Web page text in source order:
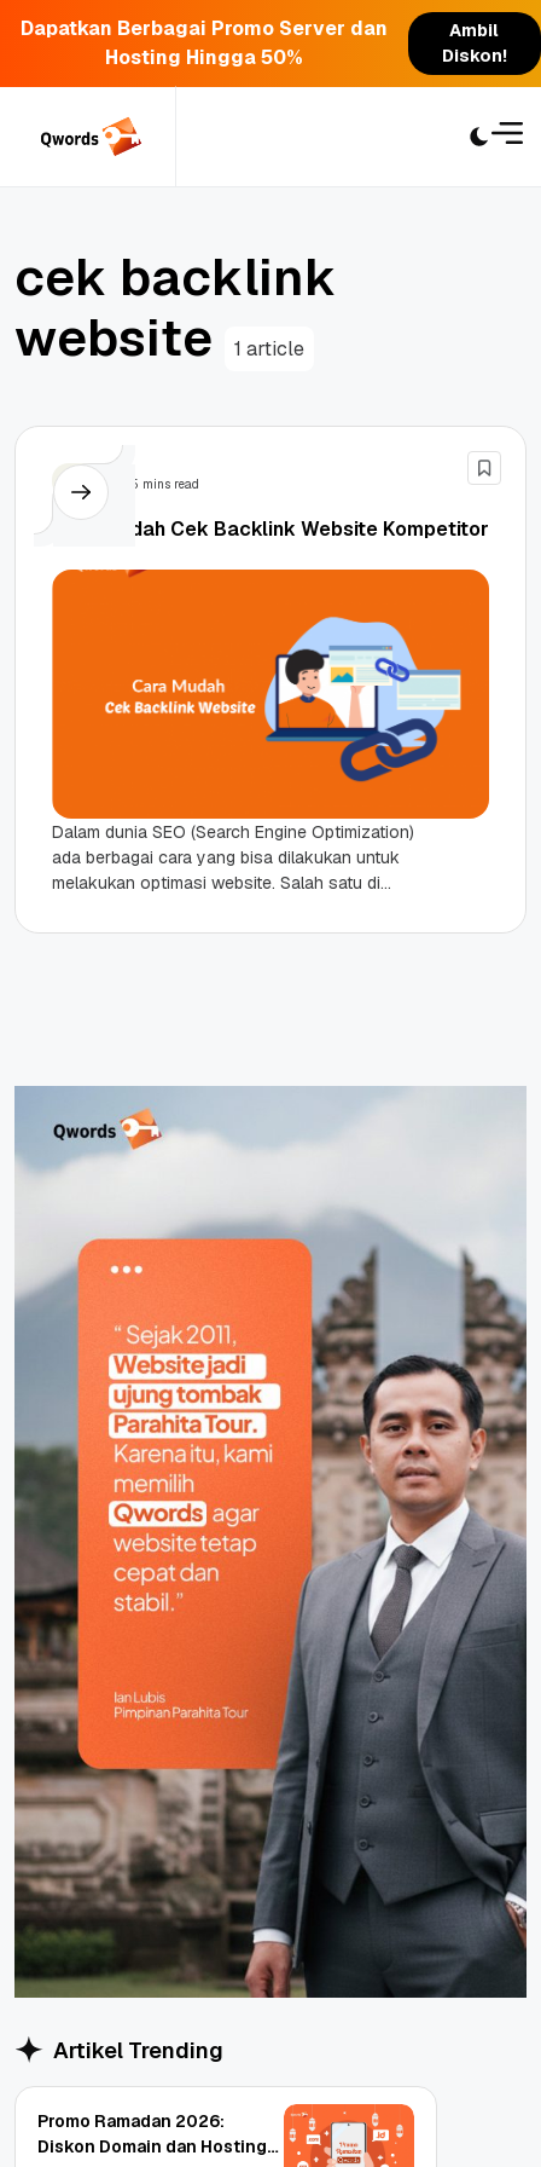
Dapatkan Berbagai Promo Server dan
Hosting Hingga 50%
Ambil
Diskon!
cek backlink
website 1 article
5 mins read
Cara Mudah Cek Backlink Website Kompetitor
Dalam dunia SEO (Search Engine Optimization)
ada berbagai cara yang bisa dilakukan untuk
melakukan optimasi website. Salah satu di
dari...
Artikel Trending
Promo Ramadan 2026:
Diskon Domain dan Hosting